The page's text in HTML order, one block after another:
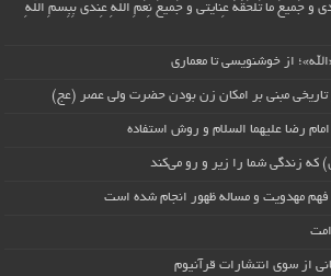
و جَمیعَ ما تَلحَقُهُ عِنایتی و جَمیعَ نِعَمِ اللّهِ عِندی بِبِسمِ اللّهِ
از خوشنویسی تا معماری
تاریخی مبنی بر امکان زن بودن حضرت ولی عصر (عج)
رضا علیهما السلام و روش استفاده
زندگی شما را زیر و رو می‌کند
فهم مهدویت و مساله ظهور انجام شده است
از سوی انتشارات قرآنیوم